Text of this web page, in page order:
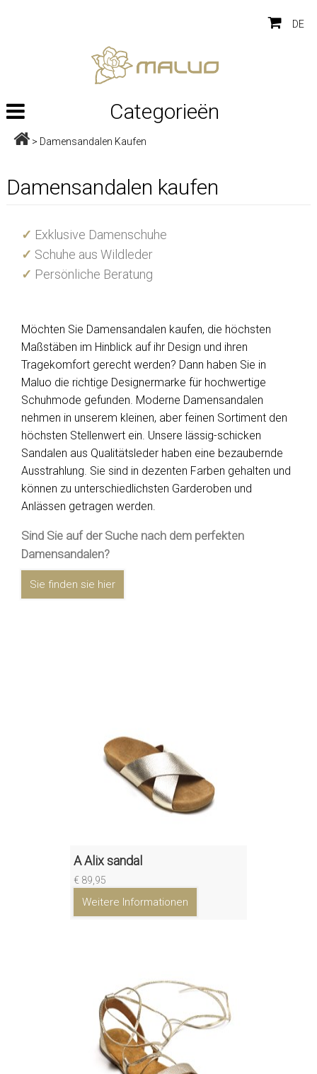
DE
Categorieën
> Damensandalen Kaufen
Damensandalen kaufen
✓ Exklusive Damenschuhe
✓ Schuhe aus Wildleder
✓ Persönliche Beratung
Möchten Sie Damensandalen kaufen, die höchsten
Maßstäben im Hinblick auf ihr Design und ihren
Tragekomfort gerecht werden? Dann haben Sie in
Maluo die richtige Designermarke für hochwertige
Schuhmode gefunden. Moderne Damensandalen
nehmen in unserem kleinen, aber feinen Sortiment den
höchsten Stellenwert ein. Unsere lässig-schicken
Sandalen aus Qualitätsleder haben eine bezaubernde
Ausstrahlung. Sie sind in dezenten Farben gehalten und
können zu unterschiedlichsten Garderoben und
Anlässen getragen werden.
Sind Sie auf der Suche nach dem perfekten
Damensandalen?
Sie finden sie hier
A Alix sandal
€ 89,95
Weitere Informationen